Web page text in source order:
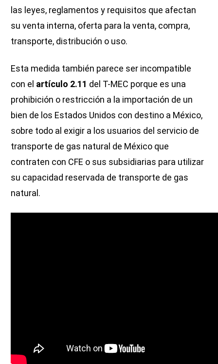
las leyes, reglamentos y requisitos que afectan
su venta interna, oferta para la venta, compra,
transporte, distribución o uso.
Esta medida también parece ser incompatible
con el artículo 2.11 del T-MEC porque es una
prohibición o restricción a la importación de un
bien de los Estados Unidos con destino a México,
sobre todo al exigir a los usuarios del servicio de
transporte de gas natural de México que
contraten con CFE o sus subsidiarias para utilizar
su capacidad reservada de transporte de gas
natural.